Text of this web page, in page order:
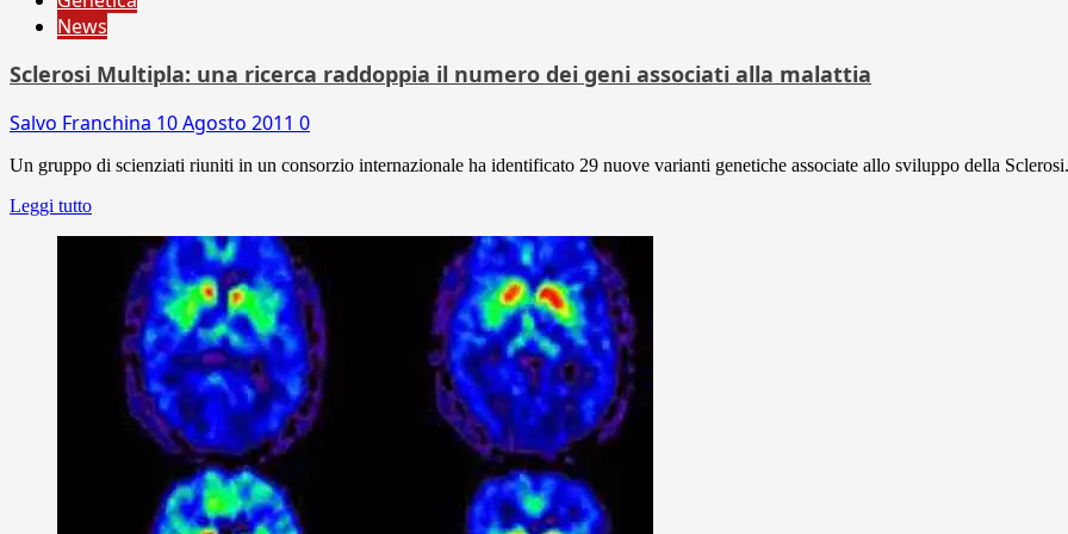
News
Sclerosi Multipla: una ricerca raddoppia il numero dei geni associati alla malattia
Salvo Franchina 10 Agosto 2011 0
Un gruppo di scienziati riuniti in un consorzio internazionale ha identificato 29 nuove varianti genetiche associate allo sviluppo della
Leggi tutto